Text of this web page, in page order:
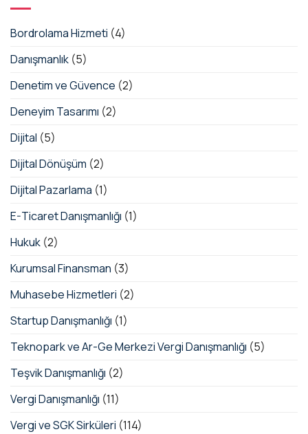
Bordrolama Hizmeti (4)
Danışmanlık (5)
Denetim ve Güvence (2)
Deneyim Tasarımı (2)
Dijital (5)
Dijital Dönüşüm (2)
Dijital Pazarlama (1)
E-Ticaret Danışmanlığı (1)
Hukuk (2)
Kurumsal Finansman (3)
Muhasebe Hizmetleri (2)
Startup Danışmanlığı (1)
Teknopark ve Ar-Ge Merkezi Vergi Danışmanlığı (5)
Teşvik Danışmanlığı (2)
Vergi Danışmanlığı (11)
Vergi ve SGK Sirküleri (114)